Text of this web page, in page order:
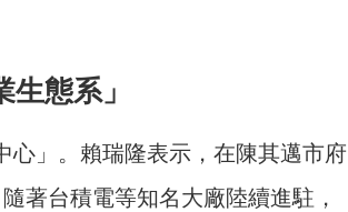
態系」
心」。賴瑞隆表示，在陳其邁市府
著台積電等知名大廠陸續進駐，